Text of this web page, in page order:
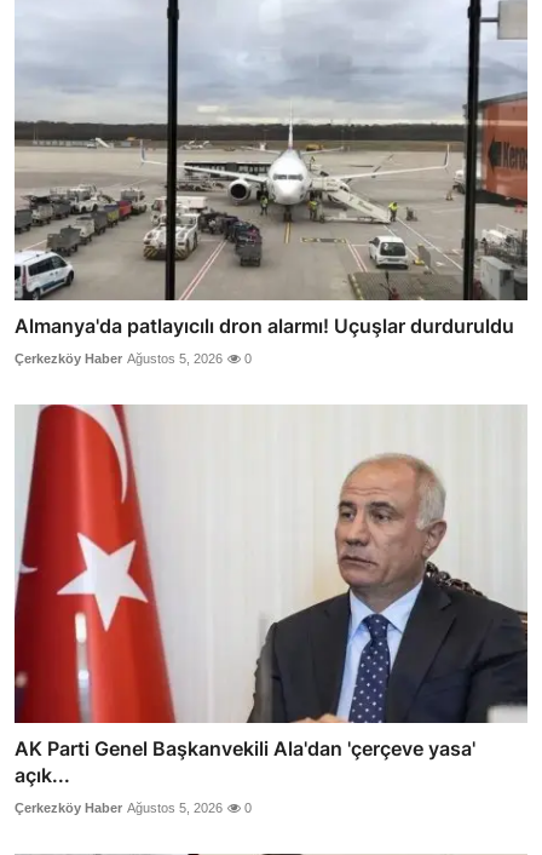
Almanya'da patlayıcılı dron alarmı! Uçuşlar durduruldu
Çerkezköy Haber Ağustos 5, 2026 0
AK Parti Genel Başkanvekili Ala'dan 'çerçeve yasa'
açık...
Çerkezköy Haber Ağustos 5, 2026 0